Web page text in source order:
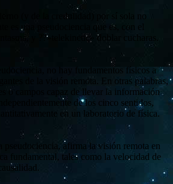
(y de la credulidad) por sí sola no
es una pseudociencia que es, con el
y ??»telekinetic» doblar cucharas.
no hay fundamentos físicos a
de la visión remota. En otras palabras,
o campos capaz de llevar la información
de los cinco sentidos,
en un laboratorio de física.
pseudociencia, afirma la visión remota en
fundamental, tales como la velocidad de